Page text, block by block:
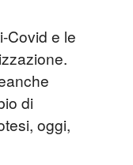
Covid e le
di
oggi,